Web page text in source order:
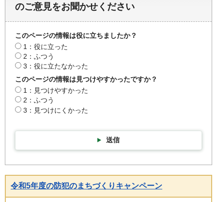
のご意見をお聞かせください
このページの情報は役に立ちましたか？
1：役に立った
2：ふつう
3：役に立たなかった
このページの情報は見つけやすかったですか？
1：見つけやすかった
2：ふつう
3：見つけにくかった
送信
令和5年度の防犯のまちづくりキャンペーン